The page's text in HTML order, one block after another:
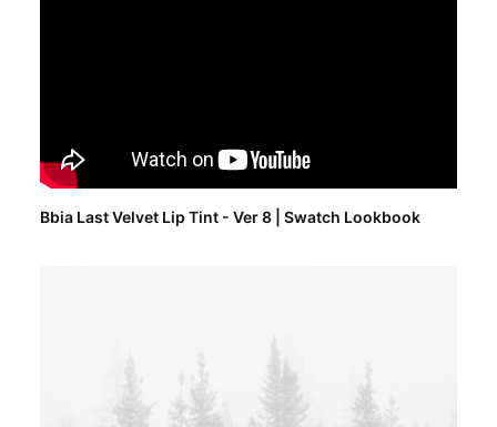
Bbia Last Velvet Lip Tint - Ver 8 | Swatch Lookbook